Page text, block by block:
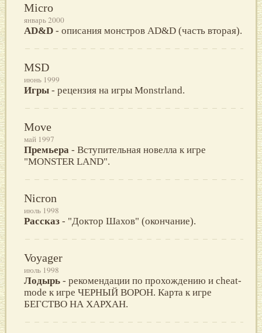
Micro
январь 2000
AD&D - описания монстров AD&D (часть вторая).
MSD
июнь 1999
Игры - рецензия на игры Monstrland.
Move
май 1997
Премьера - Вступительная новелла к игре
"MONSTER LAND".
Nicron
июль 1998
Рассказ - "Доктор Шахов" (окончание).
Voyager
июль 1998
Лодырь - рекомендации по прохождению и cheat-
mode к игре ЧЕРНЫЙ ВОРОН. Карта к игре
БЕГСТВО НА ХАРХАН.